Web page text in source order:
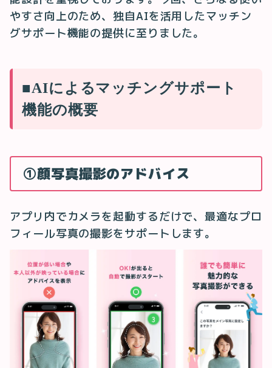
やすさ向上のため、独自AIを活用したマッチン
グサポート機能の提供に至りました。
■AIによるマッチングサポート
機能の概要
①顔写真撮影のアドバイス
アプリ内でカメラを起動するだけで、最適なプロ
フィール写真の撮影をサポートします。